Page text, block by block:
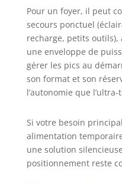
Pour un foyer, il peut
secours ponctuel
recharge, petits
une enveloppe de
gérer les pics au
son format et son
l’autonomie que
Si votre besoin
alimentation
une solution
positionnement reste